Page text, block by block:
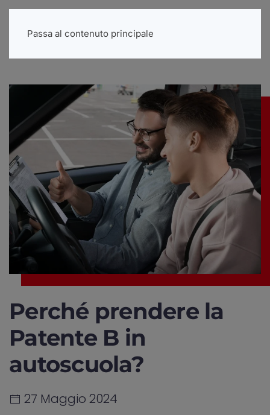
Passa al contenuto principale
Perché prendere la
Patente B in
autoscuola?
27 Maggio 2024